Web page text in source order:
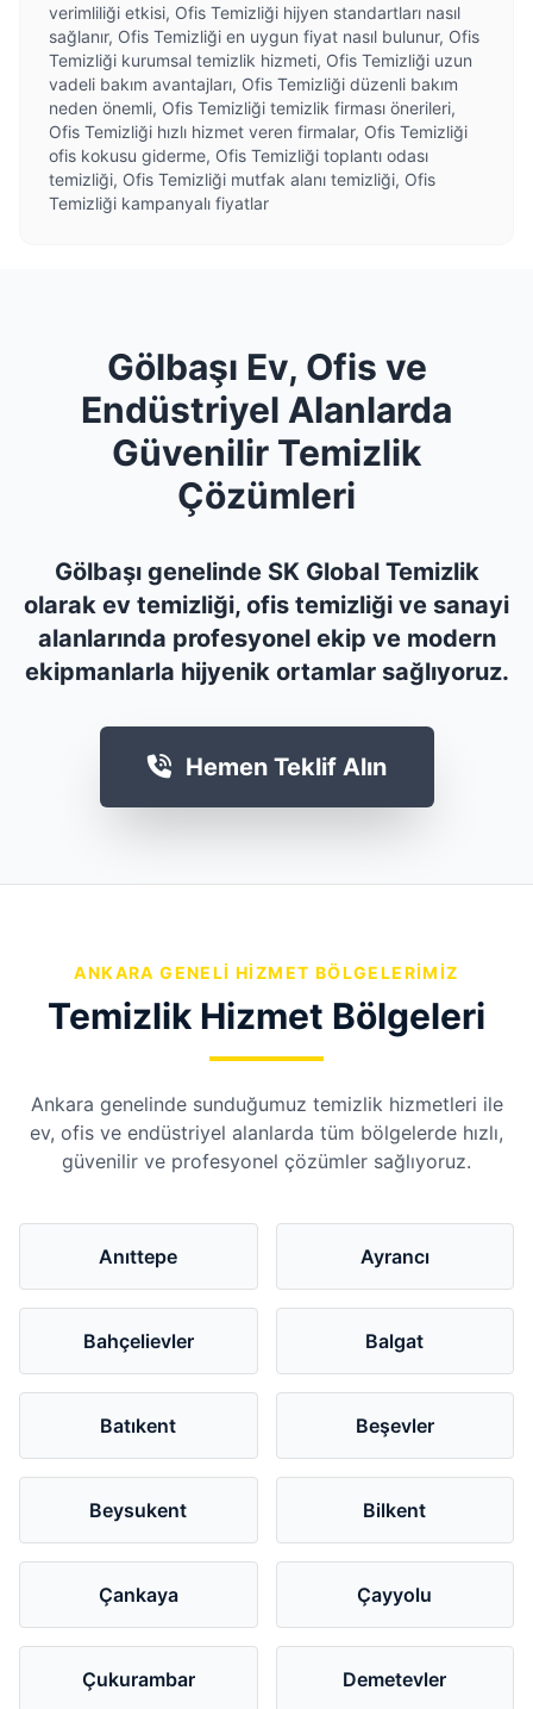
verimliliği etkisi, Ofis Temizliği hijyen standartları nasıl
sağlanır, Ofis Temizliği en uygun fiyat nasıl bulunur, Ofis
Temizliği kurumsal temizlik hizmeti, Ofis Temizliği uzun
vadeli bakım avantajları, Ofis Temizliği düzenli bakım
neden önemli, Ofis Temizliği temizlik firması önerileri,
Ofis Temizliği hızlı hizmet veren firmalar, Ofis Temizliği
ofis kokusu giderme, Ofis Temizliği toplantı odası
temizliği, Ofis Temizliği mutfak alanı temizliği, Ofis
Temizliği kampanyalı fiyatlar
Gölbaşı Ev, Ofis ve
Endüstriyel Alanlarda
Güvenilir Temizlik
Çözümleri
Gölbaşı genelinde SK Global Temizlik
olarak ev temizliği, ofis temizliği ve sanayi
alanlarında profesyonel ekip ve modern
ekipmanlarla hijyenik ortamlar sağlıyoruz.
Hemen Teklif Alın
ANKARA GENELI HIZMET BÖLGELERIMIZ
Temizlik Hizmet Bölgeleri
Ankara genelinde sunduğumuz temizlik hizmetleri ile
ev, ofis ve endüstriyel alanlarda tüm bölgelerde hızlı,
güvenilir ve profesyonel çözümler sağlıyoruz.
Anıttepe Ayrancı
Bahçelievler Balgat
Batıkent Beşevler
Beysukent Bilkent
Çankaya Çayyolu
Çukurambar Demetevler